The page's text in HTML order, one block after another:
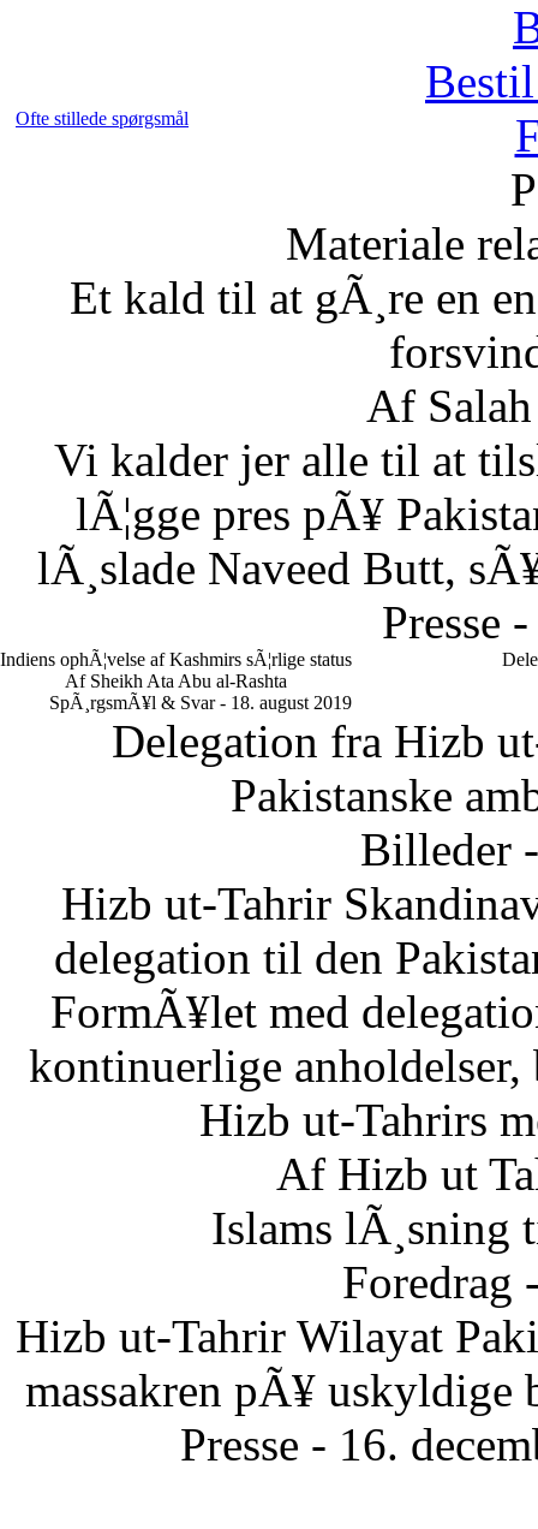
Ofte stillede spørgsmål
Materiale
Et kald til at gÃ¸re en
Af
Vi kalder jer alle til at
lÃ¦gge pres pÃ¥
lÃ¸slade Naveed Butt,
Presse
Indiens ophÃ¦velse af Kashmirs sÃ¦rlige status
Af Sheikh Ata Abu al-Rashta
SpÃ¸rgsmÃ¥l & Svar - 18. august 2019
Delegation fra Hizb
Pakistanske
Billeder
Hizb ut-Tahrir
delegation til den
FormÃ¥let med
kontinuerlige
Hizb ut-Tahrirs
Af Hizb ut
Islams lÃ¸sning
Foredrag
Hizb ut-Tahrir Wilayat
massakren pÃ¥ uskyldige
Presse - 16.